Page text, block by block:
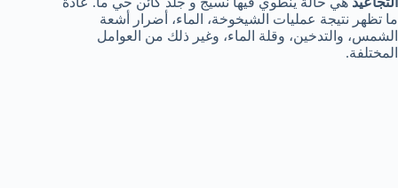
ما تظهر نتيجة عمليات الشيخوخة، الماء، أضرار أشعة
الشمس، والتدخين، وقلة الماء، وغير ذلك من العوامل
المختلفة.